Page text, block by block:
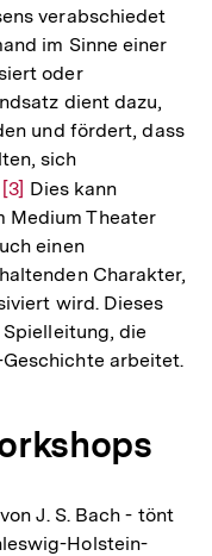
verabschiedet
im Sinne einer
oder
dient dazu,
und fördert, dass
sich
Zur
Auflösung
der
Fußnote
[3] Dies kann
Medium Theater
einen
Charakter,
wird. Dieses
die
arbeitet.
J. S. Bach - tönt
Holstein-